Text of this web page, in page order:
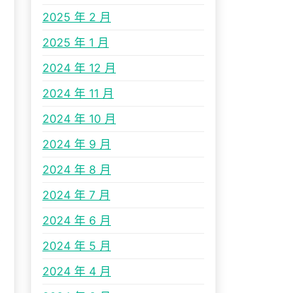
2025 年 2 月
2025 年 1 月
2024 年 12 月
2024 年 11 月
2024 年 10 月
2024 年 9 月
2024 年 8 月
2024 年 7 月
2024 年 6 月
2024 年 5 月
2024 年 4 月